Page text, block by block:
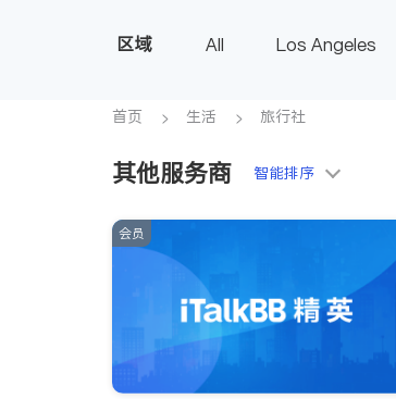
区域 All Los Angeles
Inyo & San Bernardino
首页 生活 旅行社
其他服务商 智能排序
会员